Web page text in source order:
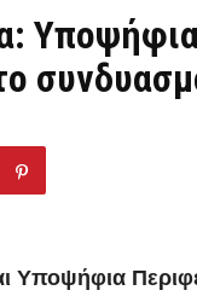
Υποψήφια